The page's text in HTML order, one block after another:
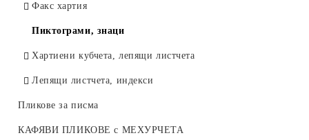
Факс хартия
Пиктограми, знаци
Хартиени кубчета, лепящи листчета
Лепящи листчета, индекси
Пликове за писма
КАФЯВИ ПЛИКОВЕ с МЕХУРЧЕТА